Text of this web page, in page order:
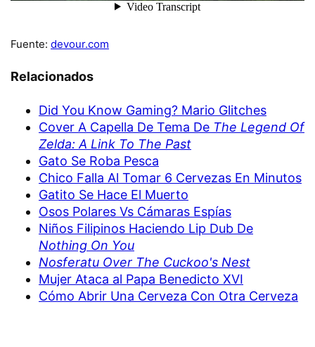
Fuente: devour.com
Relacionados
Did You Know Gaming? Mario Glitches
Cover A Capella De Tema De The Legend Of
Zelda: A Link To The Past
Gato Se Roba Pesca
Chico Falla Al Tomar 6 Cervezas En Minutos
Gatito Se Hace El Muerto
Osos Polares Vs Cámaras Espías
Niños Filipinos Haciendo Lip Dub De
Nothing On You
Nosferatu Over The Cuckoo's Nest
Mujer Ataca al Papa Benedicto XVI
Cómo Abrir Una Cerveza Con Otra Cerveza